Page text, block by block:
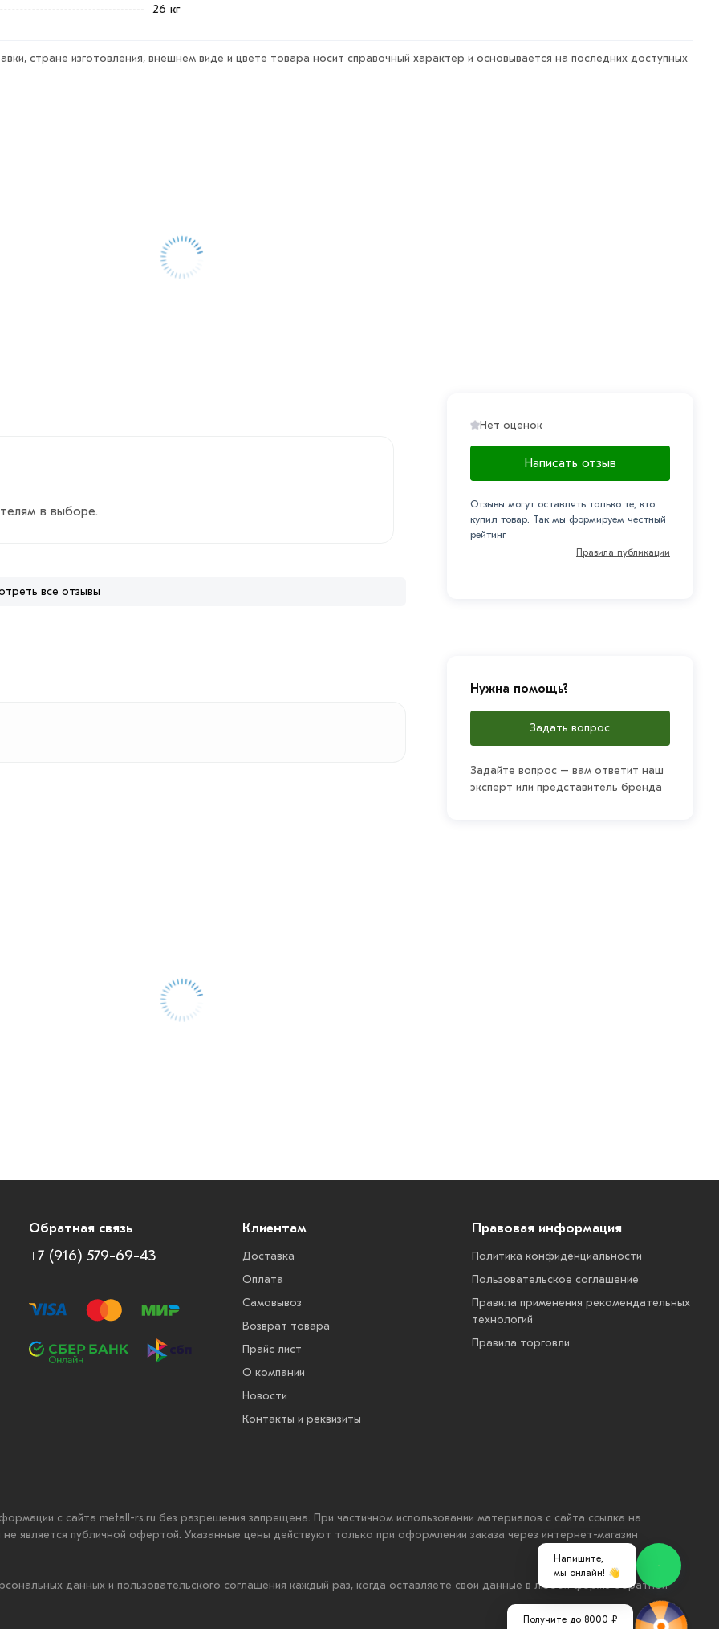
26 кг
стране изготовления, внешнем виде и цвете товара носит справочный характер и основывается на последних доступных
в выборе.
все отзывы
Нет оценок
Написать отзыв
Отзывы могут оставлять только те, кто
купил товар. Так мы формируем честный
рейтинг
Правила публикации
Нужна помощь?
Задать вопрос
Задайте вопрос – вам ответит наш
эксперт или представитель бренда
Обратная связь
+7 (916) 579-69-43
Клиентам
Доставка
Оплата
Самовывоз
Возврат товара
Прайс лист
О компании
Новости
Контакты и реквизиты
Правовая информация
Политика конфиденциальности
Пользовательское соглашение
Правила применения рекомендательных
технологий
Правила торговли
с сайта metall-rs.ru без разрешения запрещена. При частичном использовании материалов с сайта ссылка на
является публичной офертой. Указанные цены действуют только при оформлении заказа через интернет-магазин
данных и пользовательского соглашения каждый раз, когда оставляете свои данные в любой форме обратной
Напишите,
мы онлайн! 👋
Получите до 8000 ₽